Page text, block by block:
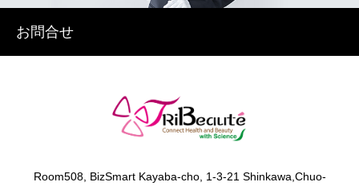
お問合せ
​Room508, BizSmart Kayaba-cho, 1-3-21 Shinkawa,Chuo-